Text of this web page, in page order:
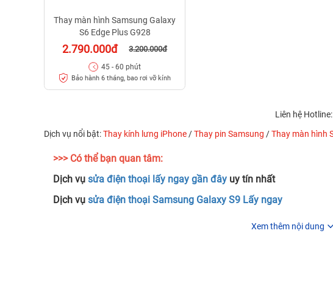
Thay màn hình Samsung Galaxy
S6 Edge Plus G928
2.790.000đ 3.200.000đ
45 - 60 phút
Bảo hành 6 tháng, bao rơi vỡ kính
Liên hệ Hotline:
Dịch vụ nổi bật:Thay kính lưng iPhone /Thay pin Samsung /Thay màn hình
>>> Có thể bạn quan tâm:
Dịch vụ sửa điện thoại lấy ngay gần đây uy tín nhất
Dịch vụ sửa điện thoại Samsung Galaxy S9 Lấy ngay
Xem thêm nội dung